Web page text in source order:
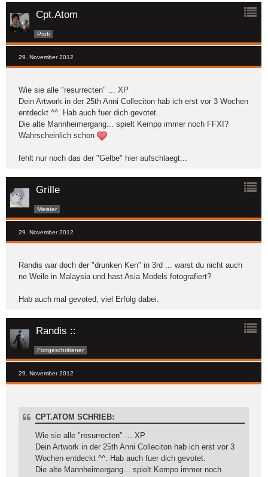
Cpt.Atom
Profi
29. November 2012
Wie sie alle "resurrecten" ... XP
Dein Artwork in der 25th Anni Colleciton hab ich erst vor 3 Wochen
entdeckt ^^. Hab auch fuer dich gevotet.
Die alte Mannheimergang... spielt Kempo immer noch FFXI?
Wahrscheinlich schon
fehlt nur noch das der "Gelbe" hier aufschlaegt...
Grille
Meister
29. November 2012
Randis war doch der "drunken Ken" in 3rd ... warst du nicht auch
ne Weile in Malaysia und hast Asia Models fotografiert?
Hab auch mal gevoted, viel Erfolg dabei.
Randis ::
Fortgeschrittener
29. November 2012
CPT.ATOM SCHRIEB:
Wie sie alle "resurrecten" ... XP
Dein Artwork in der 25th Anni Colleciton hab ich erst vor 3
Wochen entdeckt ^^. Hab auch fuer dich gevotet.
Die alte Mannheimergang... spielt Kempo immer noch